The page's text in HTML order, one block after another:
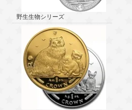
野生生物シリーズ